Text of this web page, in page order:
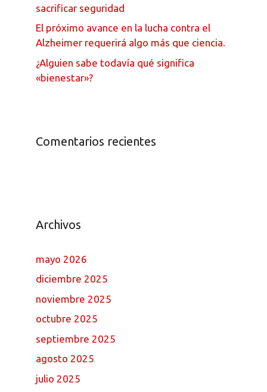
sacrificar seguridad
El próximo avance en la lucha contra el
Alzheimer requerirá algo más que ciencia.
¿Alguien sabe todavía qué significa
«bienestar»?
Comentarios recientes
Archivos
mayo 2026
diciembre 2025
noviembre 2025
octubre 2025
septiembre 2025
agosto 2025
julio 2025